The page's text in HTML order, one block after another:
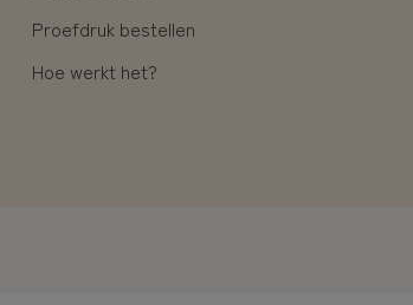
Proefdruk bestellen
Hoe werkt het?